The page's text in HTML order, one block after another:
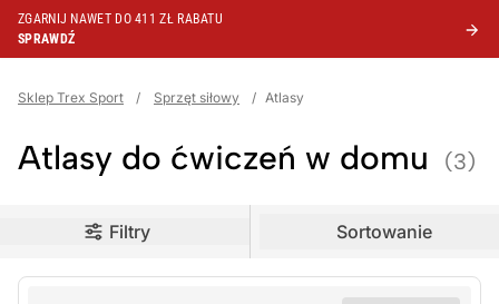
ZGARNIJ NAWET DO 411 ZŁ RABATU
SPRAWDŹ
Sklep Trex Sport / Sprzęt siłowy / Atlasy
Atlasy do ćwiczeń w domu (3)
filters
Filtry Sortowanie